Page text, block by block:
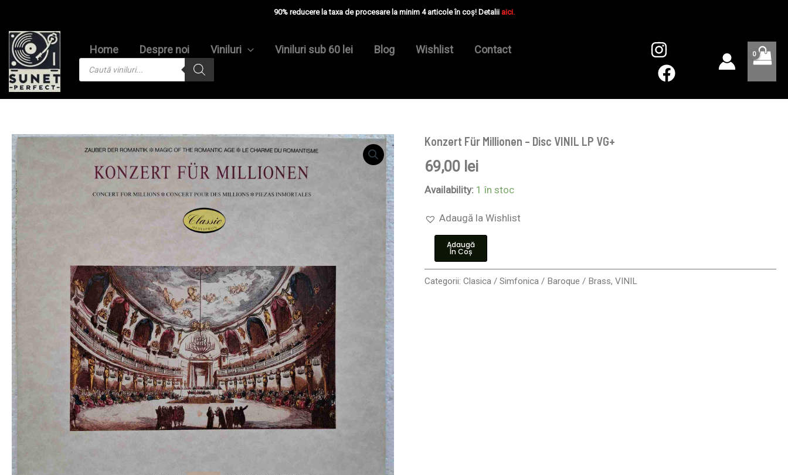
content
90% reducere la taxa de procesare la minim 4 articole în coș! Detalii aici.
Home Despre noi Viniluri Viniluri sub 60 lei Blog Wishlist Contact
search
Konzert Für Millionen – Disc VINIL LP VG+
69,00 lei
Availability: 1 în stoc
Adaugă la Wishlist
Cantitate
Für
Millionen
-
LP
VG+
Adaugă
În Coș
Categorii:Clasica / Simfonica / Baroque / Brass,VINIL
VG+